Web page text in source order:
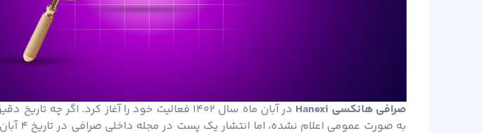
صرافی هانکسی Hanexi
در آبان ماه سال ۱۴۰۲ فعالیت خود را آغاز کرد. اگر چه